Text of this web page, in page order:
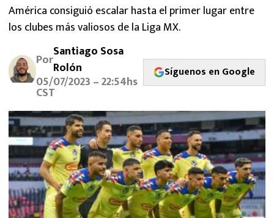
ATLANTE
SELECCIÓN MEXICANA
FUTBOL INTERNACIONAL
MEXICANOS EN EL EXTRANJERO
FUTBOL ESTUFA
FÓRMULA 1
BOXEO
América consiguió escalar hasta el primer lugar entre
los clubes más valiosos de la Liga MX.
PorSantiago Sosa
Rolón
05/07/2023 – 22:54hs
CST
Síguenos en Google